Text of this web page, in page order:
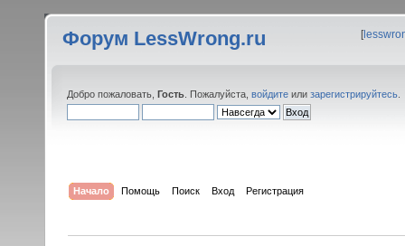
Форум LessWrong.ru [
Добро пожаловать, Гость . Пожалуйста, войдите или зарегистрируйтесь
Начало Помощь Поиск Вход Регистрация